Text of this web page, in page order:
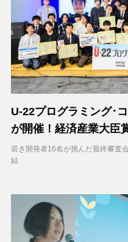
U-22プログラミング･コンテ
が開催！経済産業大臣
｢F-gen｣ が受賞
若き開発者16名が挑んだ最終審査
結